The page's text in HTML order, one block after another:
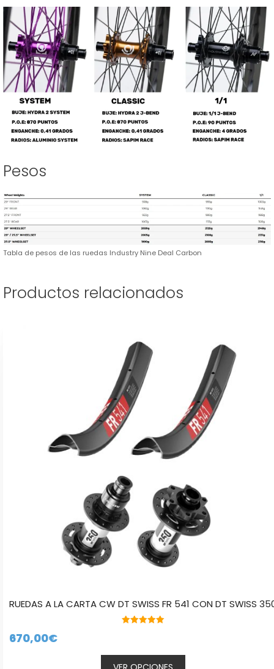
Pesos
Tabla de pesos de las ruedas Industry Nine Deal Carbon
Productos relacionados
RUEDAS A LA CARTA CW DT SWISS FR 541 CON DT SWISS
670,00€